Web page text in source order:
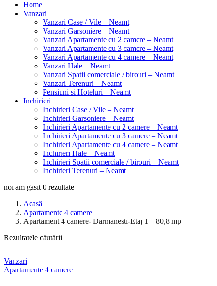
Home
Vanzari
Vanzari Case / Vile – Neamt
Vanzari Garsoniere – Neamt
Vanzari Apartamente cu 2 camere – Neamt
Vanzari Apartamente cu 3 camere – Neamt
Vanzari Apartamente cu 4 camere – Neamt
Vanzari Hale – Neamt
Vanzari Spatii comerciale / birouri – Neamt
Vanzari Terenuri – Neamt
Pensiuni si Hoteluri – Neamt
Inchirieri
Inchirieri Case / Vile – Neamt
Inchirieri Garsoniere – Neamt
Inchirieri Apartamente cu 2 camere – Neamt
Inchirieri Apartamente cu 3 camere – Neamt
Inchirieri Apartamente cu 4 camere – Neamt
Inchirieri Hale – Neamt
Inchirieri Spatii comerciale / birouri – Neamt
Inchirieri Terenuri – Neamt
noi am gasit 0 rezultate
Acasă
Apartamente 4 camere
Apartament 4 camere- Darmanesti-Etaj 1 – 80,8 mp
Rezultatele căutării
Vanzari
Apartamente 4 camere